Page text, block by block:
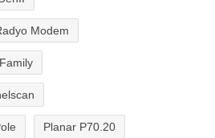
Modem
Planar P70.20